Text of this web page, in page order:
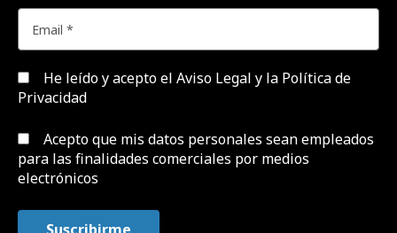
He leído y acepto el Aviso Legal y la Política de
Privacidad
Acepto que mis datos personales sean empleados
para las finalidades comerciales por medios
electrónicos